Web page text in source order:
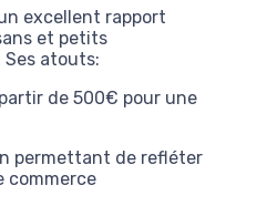
excellent rapport
et petits
atouts:
de 500€ pour une
permettant de refléter
commerce